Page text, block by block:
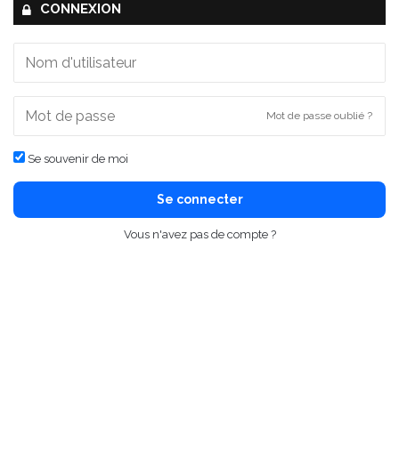
CONNEXION
Mot de passe oublié ?
Se souvenir de moi
Se connecter
Vous n'avez pas de compte ?